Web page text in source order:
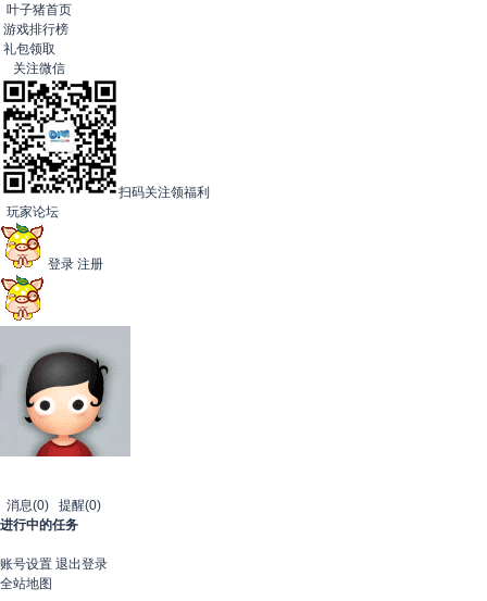
叶子猪首页
游戏排行榜
礼包领取
关注微信
扫码关注领福利
玩家论坛
登录 注册
消息(0) 提醒(0)
进行中的任务
账号设置 退出登录
全站地图